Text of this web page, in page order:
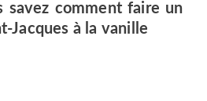
savez comment faire un
Jacques à la vanille